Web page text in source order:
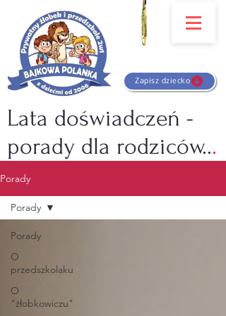
Zapisz dziecko
Lata doświadczeń -
porady dla rodziców...
Porady
Porady
O
przedszkolaku
O
"żłobkowiczu"
Porady